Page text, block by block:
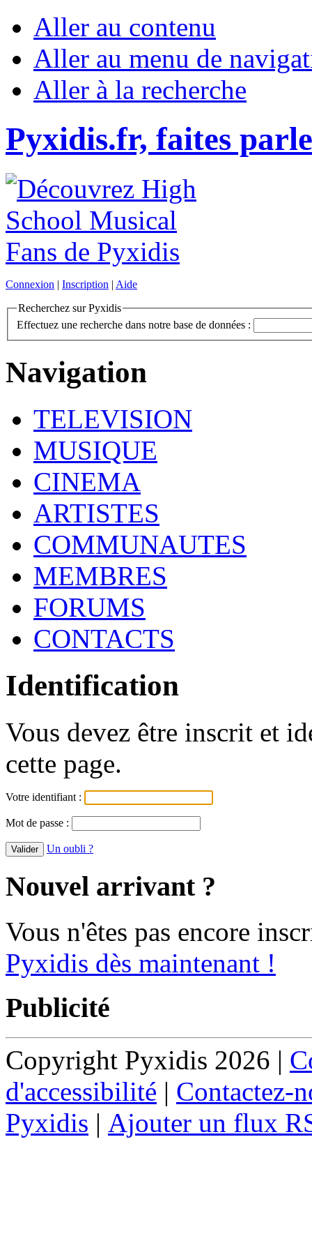
Aller au contenu
Aller au menu de
Aller à la recherche
Pyxidis.fr, faites
Connexion | Inscription | Aide
Recherchez sur Pyxidis
Effectuez une recherche dans notre base de données :
Navigation
TELEVISION
MUSIQUE
CINEMA
ARTISTES
COMMUNAUTES
MEMBRES
FORUMS
CONTACTS
Identification
Vous devez être inscrit et
cette page.
Votre identifiant :
Mot de passe :
Un oubli ?
Nouvel arrivant ?
Vous n'êtes pas encore
Pyxidis dès maintenant !
Publicité
Copyright Pyxidis 2026 |
d'accessibilité | Contactez-
Pyxidis | Ajouter un flux